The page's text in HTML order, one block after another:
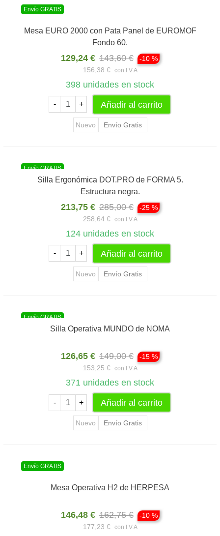
Envío GRATIS
Mesa EURO 2000 con Pata Panel de EUROMOF
Fondo 60.
129,24 € 143,60 €
-10 %
156,38 €
con I.V.A
398 unidades en stock
- + Añadir al carrito
Nuevo Envío Gratis
Envío GRATIS
Silla Ergonómica DOT.PRO de FORMA 5.
Estructura negra.
213,75 € 285,00 €
-25 %
258,64 €
con I.V.A
124 unidades en stock
- + Añadir al carrito
Nuevo Envío Gratis
Envío GRATIS
Silla Operativa MUNDO de NOMA
126,65 € 149,00 €
-15 %
153,25 €
con I.V.A
371 unidades en stock
- + Añadir al carrito
Nuevo Envío Gratis
Envío GRATIS
Mesa Operativa H2 de HERPESA
146,48 € 162,75 €
-10 %
177,23 €
con I.V.A